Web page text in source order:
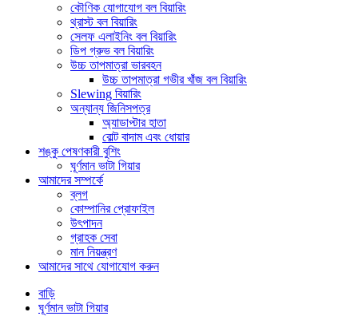
কৌণিক যোগাযোগ বল বিয়ারিং
থ্রাস্ট বল বিয়ারিং
সেলফ এলাইনিং বল বিয়ারিং
ডিপ গ্রুভ বল বিয়ারিং
উচ্চ তাপমাত্রা ভারবহন
উচ্চ তাপমাত্রা গভীর খাঁজ বল বিয়ারিং
Slewing বিয়ারিং
অন্যান্য জিনিসপত্র
অ্যাডাপ্টার হাতা
বোল্ট বাদাম এবং ধোয়ার
শঙ্কু পেষণকারী বুশিং
ঘূর্ণমান ভাটা গিয়ার
আমাদের সম্পর্কে
ব্লগ
কোম্পানির প্রোফাইল
উৎপাদন
গ্রাহক সেবা
মান নিয়ন্ত্রণ
আমাদের সাথে যোগাযোগ করুন
বাড়ি
ঘূর্ণমান ভাটা গিয়ার